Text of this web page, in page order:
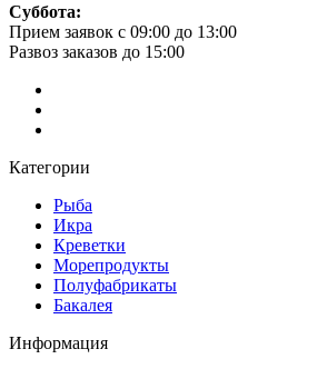
Суббота:
Прием заявок с 09:00 до 13:00
Развоз заказов до 15:00
Категории
Рыба
Икра
Креветки
Морепродукты
Полуфабрикаты
Бакалея
Информация